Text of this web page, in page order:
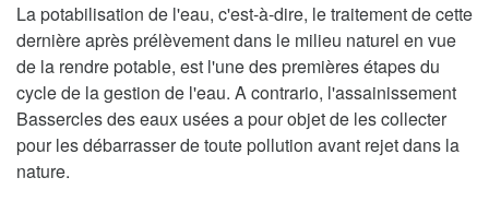
La potabilisation de l'eau, c'est-à-dire, le traitement de cette
dernière après prélèvement dans le milieu naturel en vue
de la rendre potable, est l'une des premières étapes du
cycle de la gestion de l'eau. A contrario, l'assainissement
Bassercles des eaux usées a pour objet de les collecter
pour les débarrasser de toute pollution avant rejet dans la
nature.